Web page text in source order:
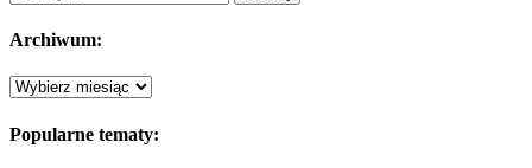
Archiwum:
Archiwum:
Popularne tematy: